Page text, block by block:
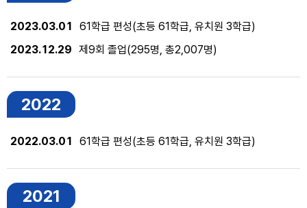
2023.03.01
61학급 편성(초등 61학급, 유치원 3학급)
2023.12.29 제9회 졸업(295명, 총2,007명)
2022
2022.03.01 61학급 편성(초등 61학급, 유치원 3학급)
2021